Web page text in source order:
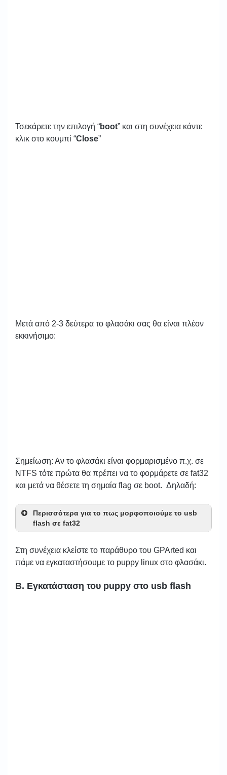
Τσεκάρετε την επιλογή “boot” και στη συνέχεια κάντε
κλικ στο κουμπί “Close”
Μετά από 2-3 δεύτερα το φλασάκι σας θα είναι πλέον
εκκινήσιμο:
Σημείωση: Αν το φλασάκι είναι φορμαρισμένο π.χ. σε
NTFS τότε πρώτα θα πρέπει να το φορμάρετε σε fat32
και μετά να θέσετε τη σημαία flag σε boot. Δηλαδή:
Περισσότερα για το πως μορφοποιούμε το usb
flash σε fat32
Στη συνέχεια κλείστε το παράθυρο του GPArted και
πάμε να εγκαταστήσουμε το puppy linux στο φλασάκι.
Β. Εγκατάσταση του puppy στο usb flash